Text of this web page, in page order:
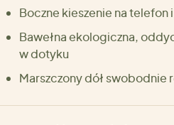
Boczne kieszenie na telefon
Bawełna ekologiczna,
w dotyku
Marszczony dół swobodnie